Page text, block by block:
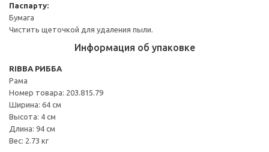
Паспарту:
Бумага
Чистить щеточкой для удаления пыли.
Информация об упаковке
RIBBA РИББА
Рама
Номер товара: 203.815.79
Ширина: 64 см
Высота: 4 см
Длина: 94 см
Вес: 2.73 кг